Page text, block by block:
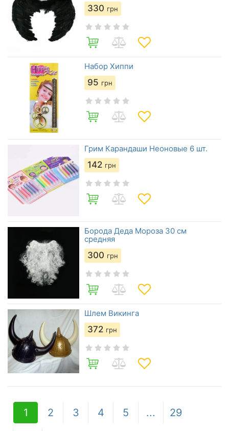
330 грн
Набор Хиппи
95 грн
Грим Карандаши Неоновые 6 шт.
142 грн
Борода Деда Мороза 30 см
средняя
300 грн
Шлем Викинга
372 грн
1 2 3 4 5 ... 29